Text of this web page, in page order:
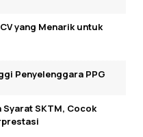
yang Menarik untuk
Penyelenggara PPG
Syarat SKTM, Cocok